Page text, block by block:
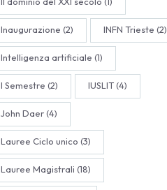
Inaugurazione (2) INFN Trieste (2)
Intelligenza artificiale (1)
I Semestre (2) IUSLIT(4)
John Daer(4)
Lauree Ciclo unico (3)
Lauree Magistrali (18)